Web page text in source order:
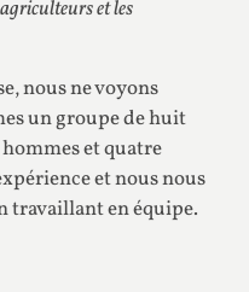
et les
nous ne voyons
un groupe de huit
et quatre
et nous nous
travaillant en équipe.